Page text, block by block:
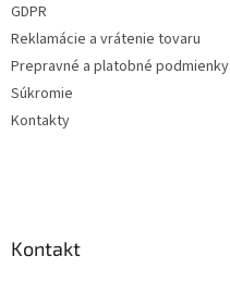
GDPR
Reklamácie a vrátenie tovaru
Prepravné a platobné podmienky
Súkromie
Kontakty
Kontakt